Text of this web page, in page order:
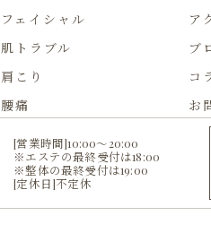
[営業時間]10:00～20:00
※エステの最終受付は18:00
※整体の最終受付は19:00
[定休日]不定休
フェイシャル
肌トラブル
肩こり
腰痛
ア
ブ
コ
お
© 2026 福岡県北九州のエステなら